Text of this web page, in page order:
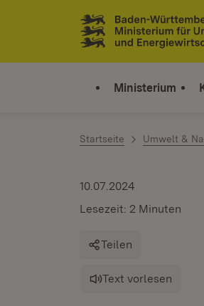
Zum Inhalt springen
Link zur Startseite
Ministerium
Startseite Umwelt &
10.07.2024
Lesezeit: 2 Minuten
Teilen
Text vorlesen